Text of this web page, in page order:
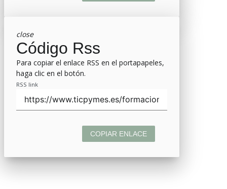
close
Código Rss
Para copiar el enlace RSS en el portapapeles,
haga clic en el botón.
RSS link
COPIAR ENLACE